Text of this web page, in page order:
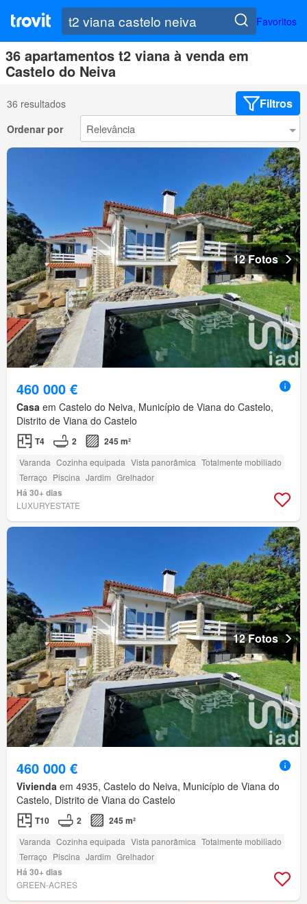
Favoritos
36 apartamentos t2 viana à venda em
Castelo do Neiva
36 resultados Filtros
Ordenar por
12 Fotos
460 000 €
Casa em Castelo do Neiva, Município de Viana do Castelo,
Distrito de Viana do Castelo
T4 2 245 m²
Varanda Cozinha equipada Vista panorâmica Totalmente mobiliado
Terraço Piscina Jardim Grelhador
Há 30+ dias
LUXURYESTATE
12 Fotos
460 000 €
Vivienda em 4935, Castelo do Neiva, Município de Viana do
Castelo, Distrito de Viana do Castelo
T10 2 245 m²
Varanda Cozinha equipada Vista panorâmica Totalmente mobiliado
Terraço Piscina Jardim Grelhador
Há 30+ dias
GREEN-ACRES